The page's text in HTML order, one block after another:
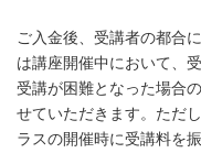
ご入金後、受講者の都合
は講座開催中において、
受講が困難となった場合
せていただきます。ただ
ラスの開催時に受講料を